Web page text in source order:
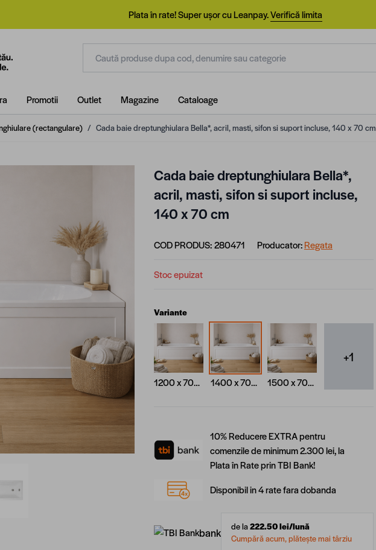
Plata în rate! Super ușor cu Leanpay.Verifică limita
Promotii Outlet Magazine Cataloage
(rectangulare) / Cada baie dreptunghiulara Bella*, acril, masti, sifon si suport incluse, 140 x 70 cm
Cada baie dreptunghiulara Bella*,
acril, masti, sifon si suport incluse,
140 x 70 cm
COD PRODUS:280471 Producator:Regata
Stoc epuizat
Variante
1200 x 700 mm 1400 x 700 mm 1500 x 700 mm
+1
10% Reducere EXTRA pentru
comenzile de minimum 2.300 lei, la
Plata în Rate prin TBI Bank!
Disponibil in 4 rate fara dobanda
bank de la222.50lei/lună
Cumpără acum, plătește mai târziu